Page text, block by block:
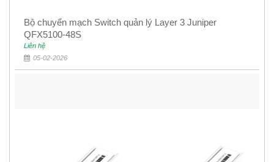
Bộ chuyển mạch Switch quản lý Layer 3 Juniper
QFX5100-48S
Liên hệ
05-02-2026